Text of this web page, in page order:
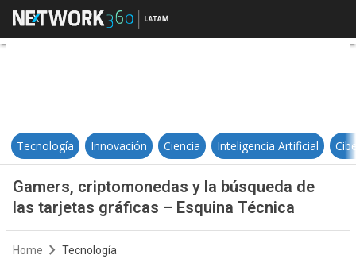
Gamers, criptomonedas y la
Tecnología Innovación Ciencia Inteligencia Artificial
Gamers, criptomonedas y la búsqueda de
las tarjetas gráficas – Esquina Técnica
Home Tecnología